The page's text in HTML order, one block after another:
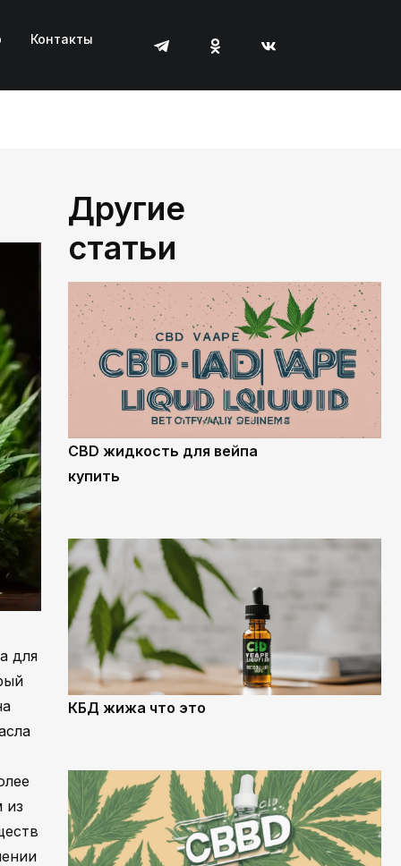
Контакты
для
из
Другие
статьи
CBD жидкость для вейпа
купить
КБД жижа что это